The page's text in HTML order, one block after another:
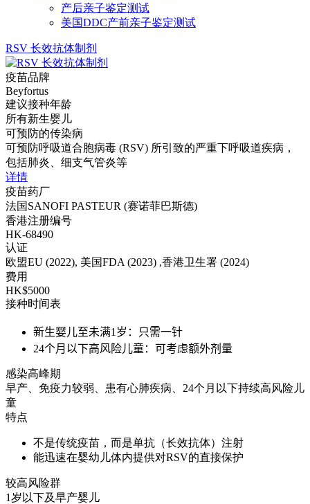
产后亲子鉴定测试
美国DDC产前亲子鉴定测试
RSV 长效抗体制剂
疫苗品牌
Beyfortus
建议接种年龄
所有新生婴儿
可预防的传染病
可预防呼吸道合胞病毒 (RSV) 所引致的严重下呼吸道疾病，
包括肺炎、细支气管炎等
详情
疫苗药厂
法国SANOFI PASTEUR (赛诺菲巴斯德)
香港注册编号
HK-68490
认证
欧盟EU (2022), 美国FDA (2023) ,香港卫生署 (2024)
费用
HK$5000
接种时间表
新生婴儿至未满1岁：只需一针
24个月以下高风险儿童：可考虑额外剂量
感染高峰期
早产、免疫力较弱、患有心肺疾病、24个月以下持续高风险儿
童
特点
不是传统疫苗，而是单抗（长效抗体）注射
能迅速在婴幼儿体内提供对RSV的直接保护
较高风险群
1岁以下及早产婴儿